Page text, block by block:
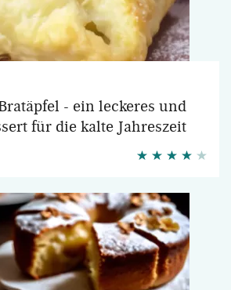
- ein leckeres und
für die kalte Jahreszeit